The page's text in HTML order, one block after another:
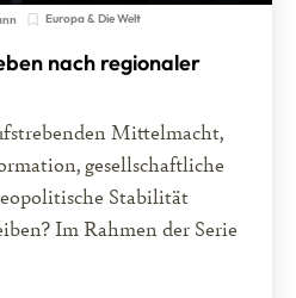
Europa & Die Welt
nach regionaler
Mittelmacht,
gesellschaftliche
Stabilität
Im Rahmen der Serie